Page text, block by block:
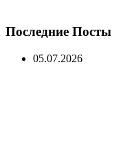
Последние Посты
05.07.2026